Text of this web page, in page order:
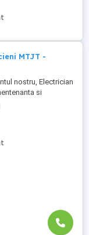
1 Ce primesti:
net, negociabil in
MTJT -
nostru, Electrician
si
de distributie
ai experienta in
si un pachet
invitam sa aplici!